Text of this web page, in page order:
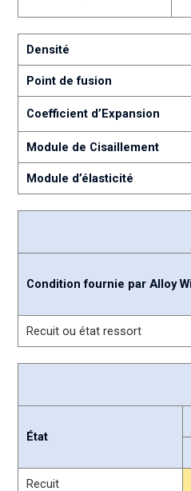
Densité
Point de fusion
Coefficient d’Expansion
Module de Cisaillement
Module d’élasticité
Condition fournie par Alloy
Recuit ou état ressort
État
Recuit